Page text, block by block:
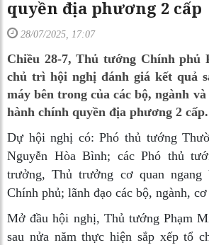
quyền địa phương 2 cấp
28/07/2025, 17:07
Chiều 28-7, Thủ tướng Chính phủ
chủ trì hội nghị đánh giá kết quả
máy bên trong của các bộ, ngành
hành chính quyền địa phương 2 cấp.
Dự hội nghị có: Phó thủ tướng
Nguyễn Hòa Bình; các Phó thủ
trưởng, Thủ trưởng cơ quan ngang
Chính phủ; lãnh đạo các bộ, ngành,
Mở đầu hội nghị, Thủ tướng Phạm
sau nửa năm thực hiện sắp xếp tổ